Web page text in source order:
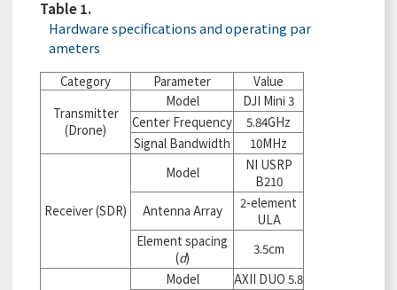
Table 1.
Hardware specifications and operating par
ameters
Category Parameter
Value
Transmitter
(Drone)
Model
DJI Mini 3
Center Frequency
5.84GHz
Signal Bandwidth
10MHz
Receiver (SDR)
Model
NI USRP
B210
Antenna Array
2-element
ULA
Element spacing
(d)
3.5cm
Model
AXII DUO 5.8